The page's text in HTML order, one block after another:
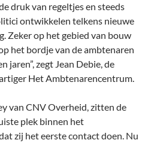
druk van regeltjes en steeds
ontwikkelen telkens nieuwe
Zeker op het gebied van bouw
het bordje van de ambtenaren
jaren”, zegt Jean Debie, de
Het Ambtenarencentrum.
van CNV Overheid, zitten de
plek binnen het
zij het eerste contact doen. Nu